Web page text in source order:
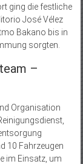
ging die festliche
José Vélez
Bakano bis in
sorgten.
–
Organisation
10 Fahrzeugen
im Einsatz, um